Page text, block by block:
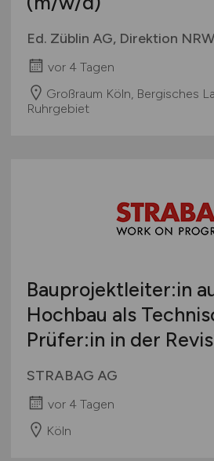
Ed. Züblin AG, Direktion
vor 4 Tagen
Großraum Köln, Bergisches
Ruhrgebiet
Bauprojektleiter:in
Hochbau als
Prüfer:in in der
STRABAG AG
vor 4 Tagen
Köln